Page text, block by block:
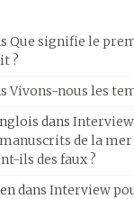
Que signifie le
?
Vivons-nous les
dans
manuscrits de la
ils des faux ?
dans Interview